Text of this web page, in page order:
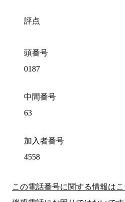
評点
頭番号
0187
中間番号
63
加入者番号
4558
この電話番号に関する情報はこ